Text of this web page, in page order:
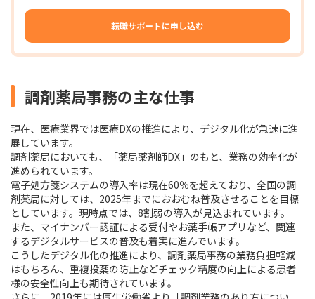
転職サポートに申し込む
調剤薬局事務の主な仕事
現在、医療業界では医療DXの推進により、デジタル化が急速に進
展しています。
調剤薬局においても、「薬局薬剤師DX」のもと、業務の効率化が
進められています。
電子処方箋システムの導入率は現在60％を超えており、全国の調
剤薬局に対しては、2025年までにおおむね普及させることを目標
としています。現時点では、8割弱の導入が見込まれています。
また、マイナンバー認証による受付やお薬手帳アプリなど、関連
するデジタルサービスの普及も着実に進んでいます。
こうしたデジタル化の推進により、調剤薬局事務の業務負担軽減
はもちろん、重複投薬の防止などチェック精度の向上による患者
様の安全性向上も期待されています。